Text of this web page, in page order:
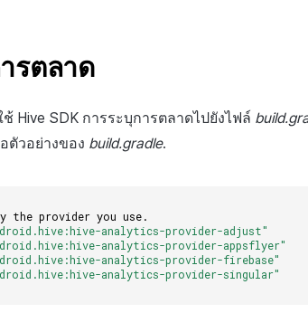
รตลาด
Hive SDK การระบุการตลาดไปยังไฟล์
ตัวอย่างของ build.gradle.
the provider you use.
analytics-provider-adjust"
analytics-provider-appsflyer"
analytics-provider-firebase"
analytics-provider-singular"